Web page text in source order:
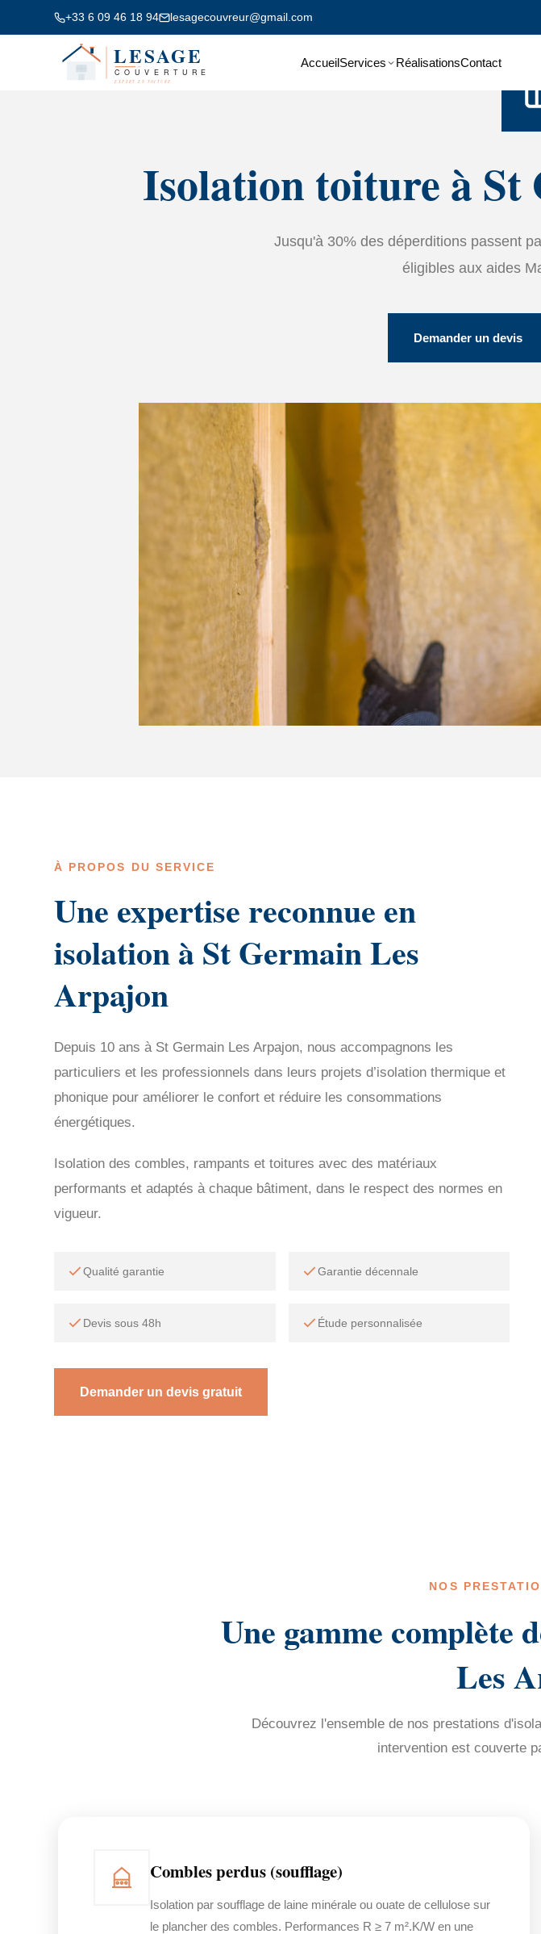
+33 6 09 46 18 94 lesagecouvreur@gmail.com
AccueilServices RéalisationsContact
Isolation toiture à
Jusqu'à 30% des déperditions passent
éligibles aux aides
Demander un devis
À PROPOS DU SERVICE
Une expertise reconnue en
isolation à St Germain Les
Arpajon
Depuis 10 ans à St Germain Les Arpajon, nous accompagnons les
particuliers et les professionnels dans leurs projets d’isolation thermique et
phonique pour améliorer le confort et réduire les consommations
énergétiques.
Isolation des combles, rampants et toitures avec des matériaux
performants et adaptés à chaque bâtiment, dans le respect des normes en
vigueur.
Qualité garantie Garantie décennale
Devis sous 48h Étude personnalisée
Demander un devis gratuit
NOS
Une gamme complète
Les
Découvrez l'ensemble de nos prestations
intervention est couverte
Combles perdus (soufflage)
Isolation par soufflage de laine minérale ou ouate de cellulose sur
le plancher des combles. Performances R ≥ 7 m².K/W en une